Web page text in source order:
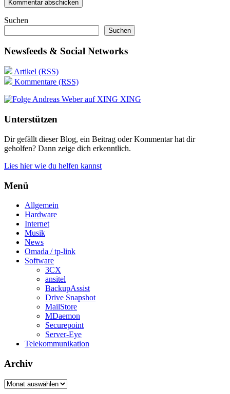
Suchen
Suchen
Newsfeeds & Social Networks
Artikel (RSS)
Kommentare (RSS)
XING
Unterstützen
Dir gefällt dieser Blog, ein Beitrag oder Kommentar hat dir
geholfen? Dann zeige dich erkenntlich.
Lies hier wie du helfen kannst
Menü
Allgemein
Hardware
Internet
Musik
News
Omada / tp-link
Software
3CX
ansitel
BackupAssist
Drive Snapshot
MailStore
MDaemon
Securepoint
Server-Eye
Telekommunikation
Archiv
Archiv